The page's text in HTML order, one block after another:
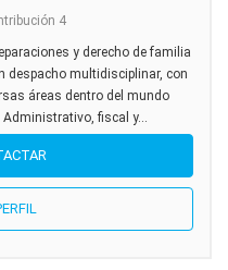
4
y derecho de familia
despacho multidisciplinar, con
áreas dentro del mundo
Administrativo, fiscal y...